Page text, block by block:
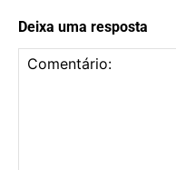
Deixa uma resposta